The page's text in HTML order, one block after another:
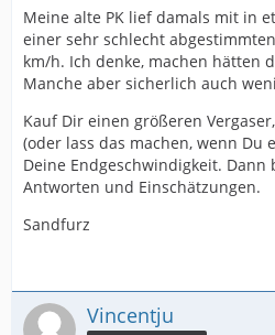
Meine alte PK lief damals mit in
einer sehr schlecht
km/h. Ich denke, machen hätten
Manche aber sicherlich auch
Kauf Dir einen größeren
(oder lass das machen, wenn Du
Deine Endgeschwindigkeit.
Antworten und Einschätzungen.
Sandfurz
Vincentju